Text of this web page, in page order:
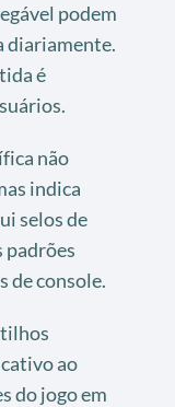
podem
diariamente.
é
não
indica
selos de
padrões
de console.
ao
do jogo em